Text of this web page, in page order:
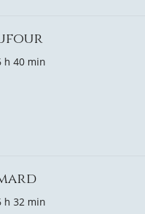
h 40 min
h 32 min